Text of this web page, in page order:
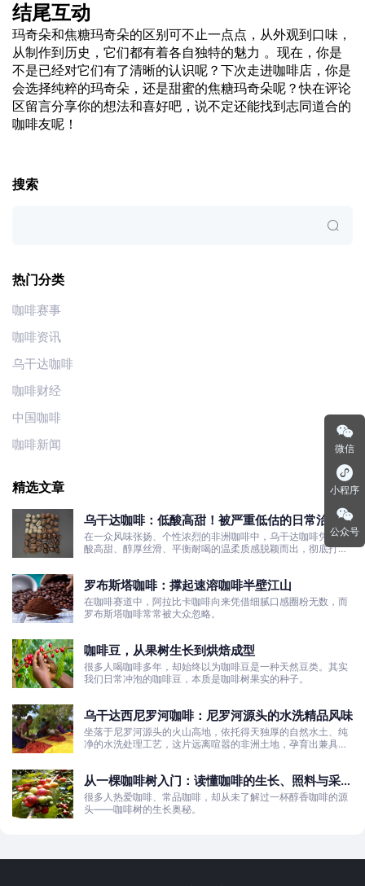
结尾互动
玛奇朵和焦糖玛奇朵的区别可不止一点点，从外观到口味，
从制作到历史，它们都有着各自独特的魅力 。现在，你是
不是已经对它们有了清晰的认识呢？下次走进咖啡店，你是
会选择纯粹的玛奇朵，还是甜蜜的焦糖玛奇朵呢？快在评论
区留言分享你的想法和喜好吧，说不定还能找到志同道合的
咖啡友呢！
搜索
热门分类
咖啡赛事
咖啡资讯
乌干达咖啡
咖啡财经
中国咖啡
咖啡新闻
精选文章
乌干达咖啡：低酸高甜！被严重低估的日常治愈口
粮豆
在一众风味张扬、个性浓烈的非洲咖啡中，乌干达咖啡凭借低
酸高甜、醇厚丝滑、平衡耐喝的温柔质感脱颖而出，彻底打破
罗布斯塔咖啡：撑起速溶咖啡半壁江山
在咖啡赛道中，阿拉比卡咖啡向来凭借细腻口感圈粉无数，而
罗布斯塔咖啡常常被大众忽略。
咖啡豆，从果树生长到烘焙成型
很多人喝咖啡多年，却始终以为咖啡豆是一种天然豆类。其实
我们日常冲泡的咖啡豆，本质是咖啡树果实的种子。
乌干达西尼罗河咖啡：尼罗河源头的水洗精品风味
坐落于尼罗河源头的火山高地，依托得天独厚的自然水土、纯
净的水洗处理工艺，这片远离喧嚣的非洲土地，孕育出兼具干
从一棵咖啡树入门：读懂咖啡的生长、照料与采收
全过程
很多人热爱咖啡、常品咖啡，却从未了解过一杯醇香咖啡的源
头——咖啡树的生长奥秘。
微信
小程序
公众号